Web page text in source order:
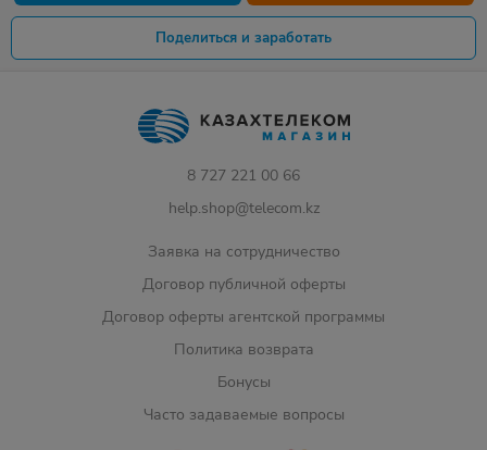
Поделиться и заработать
8 727 221 00 66
help.shop@telecom.kz
Заявка на сотрудничество
Договор публичной оферты
Договор оферты агентской программы
Политика возврата
Бонусы
Часто задаваемые вопросы